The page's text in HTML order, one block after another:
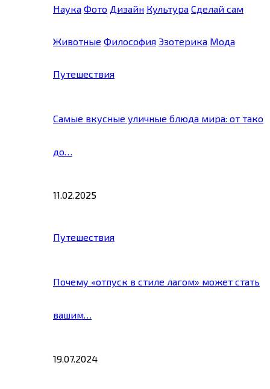
Наука Фото Дизайн Культура Сделай сам
Животные Философия Эзотерика Мода
Путешествия
Самые вкусные уличные блюда мира: от тако
до…
11.02.2025
Путешествия
Почему «отпуск в стиле лагом» может стать
вашим…
19.07.2024